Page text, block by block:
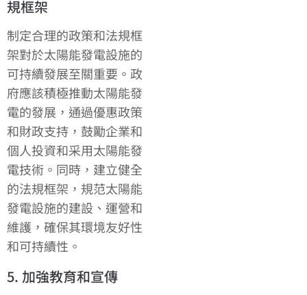
規框架
制定合理的政策和法規框
架對於太陽能發電設施的
可持續發展至關重要。政
府應該積極推動太陽能發
電的發展，通過優惠政策
和財政支持，鼓勵企業和
個人投資和采用太陽能發
電技術。同時，建立健全
的法規框架，規范太陽能
發電設施的建設、運營和
維護，確保其環境友好性
和可持續性。
5. 加強教育和宣傳